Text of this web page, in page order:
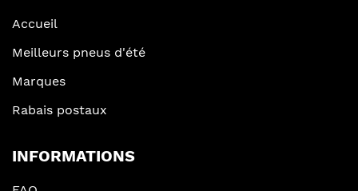
Accueil
Meilleurs pneus d'été
Marques
Rabais postaux
INFORMATIONS